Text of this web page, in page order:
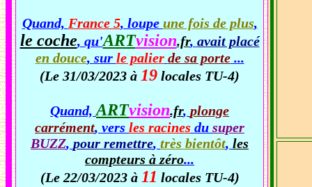
Quand, France 5, loupe une fois de plus,
le coche, qu'ARTvision.fr, avait placé
en douce, sur le palier de sa porte...
(Le 31/03/2023 à 19 locales TU-4)
Quand, ARTvision.fr, plonge
carrément, vers les racines du super
BUZZ, pour remettre, très bientôt, les
compteurs à zéro...
(Le 22/03/2023 à 11 locales TU-4)